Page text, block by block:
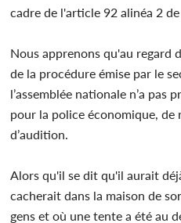
cadre de l'article 92 alinéa 2
Nous apprenons qu'au regard
de la procédure émise par le
l’assemblée nationale n’a pas
pour la police économique, de
d’audition.
Alors qu'il se dit qu'il aurait
cacherait dans la maison de
gens et où une tente a été au